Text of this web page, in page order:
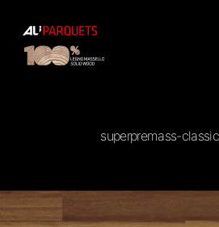
legno
massello
superpremass-